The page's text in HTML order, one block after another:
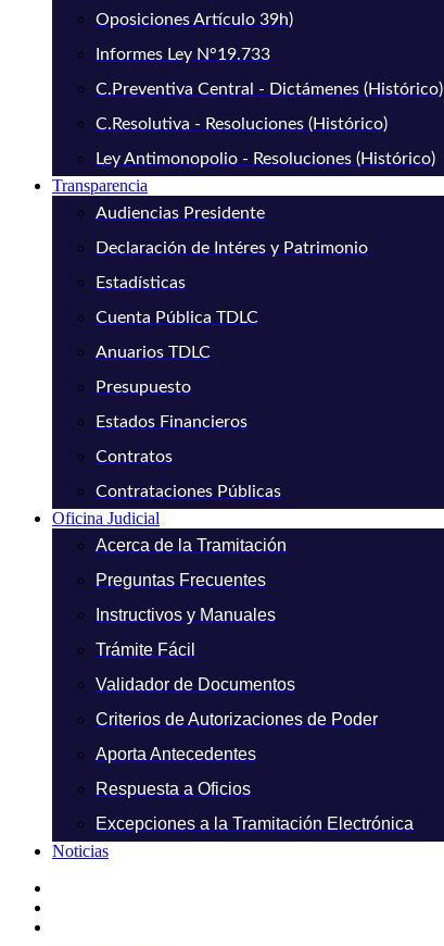
Oposiciones Artículo 39h)
Informes Ley N°19.733
C.Preventiva Central - Dictámenes (Histórico)
C.Resolutiva - Resoluciones (Histórico)
Ley Antimonopolio - Resoluciones (Histórico)
Transparencia
Audiencias Presidente
Declaración de Intéres y Patrimonio
Estadísticas
Cuenta Pública TDLC
Anuarios TDLC
Presupuesto
Estados Financieros
Contratos
Contrataciones Públicas
Oficina Judicial
Acerca de la Tramitación
Preguntas Frecuentes
Instructivos y Manuales
Trámite Fácil
Validador de Documentos
Criterios de Autorizaciones de Poder
Aporta Antecedentes
Respuesta a Oficios
Excepciones a la Tramitación Electrónica
Noticias